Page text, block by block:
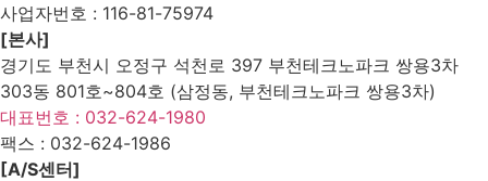
사업자번호 : 116-81-75974
[본사]
경기도 부천시 오정구 석천로 397 부천테크노파크 쌍용3차
303동 801호~804호 (삼정동, 부천테크노파크 쌍용3차)
대표번호 : 032-624-1980
팩스 : 032-624-1986
[A/S센터]